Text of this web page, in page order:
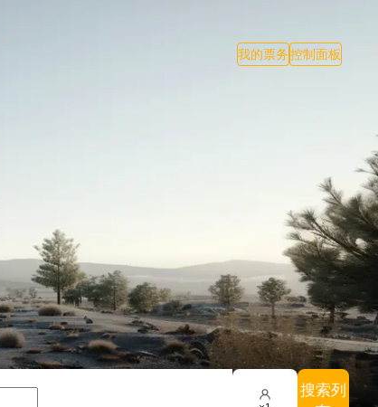
我的票务控制面板
搜索列